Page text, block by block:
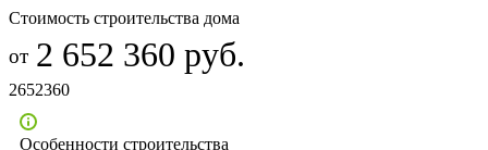
Стоимость строительства дома
2 652 360 руб.
2652360
Особенности строительства